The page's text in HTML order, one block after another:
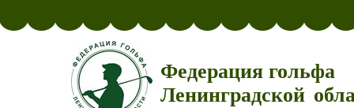
Федерация гольфа
Ленинградской